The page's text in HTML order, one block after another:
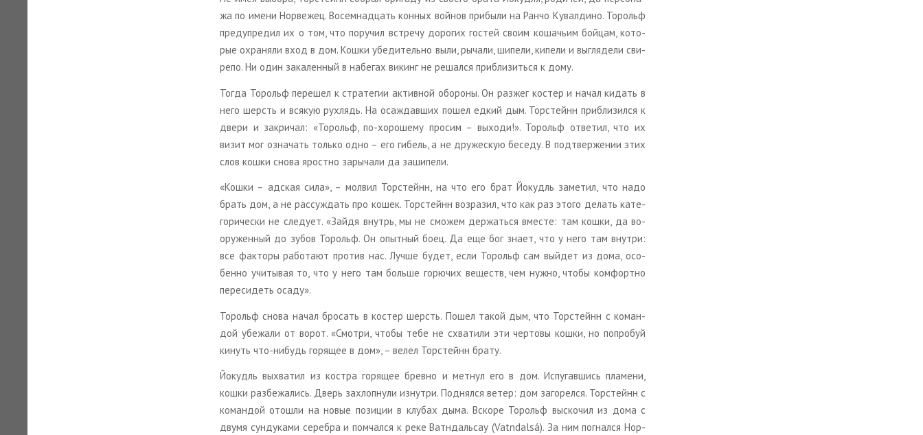
жа по имени Нор­ве­жец. Во­сем­на­дцать кон­ных вой­нов при­бы­ли на Ранчо Ку­вал­ди­но. То­рольф
пре­ду­пре­дил их о том, что по­ру­чил встре­чу до­ро­гих го­стей своим ко­ша­чьим бой­цам, ко­то­
рые охра­ня­ли вход в дом. Кошки убе­ди­тель­но выли, ры­ча­ли, ши­пе­ли, ки­пе­ли и вы­гля­де­ли сви­
ре­по. Ни один за­ка­лен­ный в на­бе­гах ви­кинг не ре­шал­ся при­бли­зить­ся к дому.
Тогда То­рольф пе­ре­шел к стра­те­гии ак­тив­ной обо­ро­ны. Он раз­жег ко­стер и начал ки­дать в
него шерсть и вся­кую рух­лядь. На оса­ждав­ших пошел едкий дым. Тор­стейнн при­бли­зил­ся к
двери и за­кри­чал: «То­рольф, по-хо­ро­ше­му про­сим – вы­хо­ди!». То­рольф от­ве­тил, что их
визит мог озна­чать толь­ко одно – его ги­бель, а не дру­же­скую бе­се­ду. В под­твер­же­нии этих
слов кошки снова ярост­но за­ры­ча­ли да за­ши­пе­ли.
«Кошки – ад­ская сила», – мол­вил Тор­стейнн, на что его брат Йо­кудль за­ме­тил, что надо
брать дом, а не рас­суж­дать про кошек. Тор­стейнн воз­ра­зил, что как раз этого де­лать ка­те­
го­ри­че­ски не сле­ду­ет. «Зайдя внутрь, мы не смо­жем дер­жать­ся вме­сте: там кошки, да во­
ору­жен­ный до зубов То­рольф. Он опыт­ный боец. Да еще бог знает, что у него там внут­ри:
все фак­то­ры ра­бо­та­ют про­тив нас. Лучше будет, если То­рольф сам вый­дет из дома, осо­
бен­но учи­ты­вая то, что у него там боль­ше го­рю­чих ве­ществ, чем нужно, чтобы ком­форт­но
пе­ре­си­деть осаду».
То­рольф снова начал бро­сать в ко­стер шерсть. Пошел такой дым, что Тор­стейнн с ко­ман­
дой убе­жа­ли от ворот. «Смот­ри, чтобы тебе не схва­ти­ли эти чер­то­вы кошки, но по­про­буй
ки­нуть что-ни­будь го­ря­щее в дом», – велел Тор­стейнн брату.
Йо­кудль вы­хва­тил из ко­ст­ра го­ря­щее брев­но и мет­нул его в дом. Ис­пу­гав­шись пла­ме­ни,
кошки раз­бе­жа­лись. Дверь за­хлоп­ну­ли из­нут­ри. Под­нял­ся ветер: дом за­го­рел­ся. Тор­стейнн с
ко­ман­дой ото­шли на новые по­зи­ции в клу­бах дыма. Вско­ре То­рольф вы­ско­чил из дома с
двумя сун­ду­ка­ми се­реб­ра и по­мчал­ся к реке Ватн­даль­сау (Vatndalsá). За ним по­гнал­ся Нор­